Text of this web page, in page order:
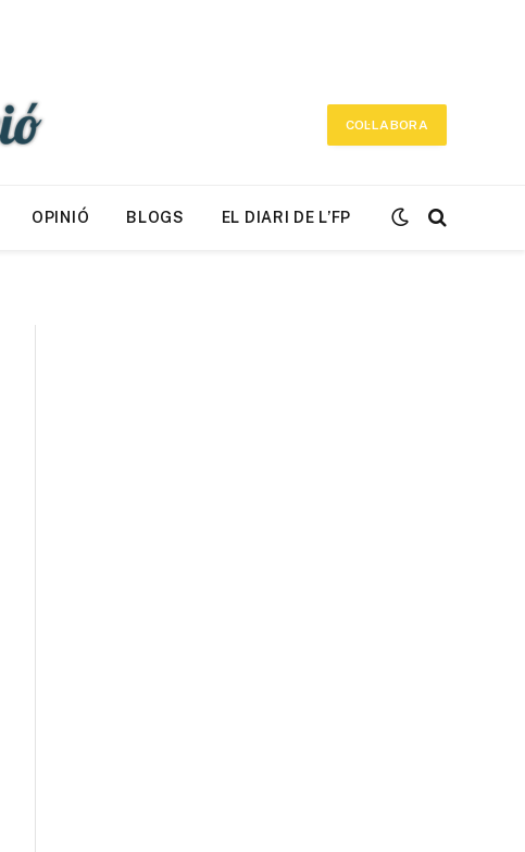
COL·LABORA
OPINIÓ BLOGS EL DIARI DE L’FP